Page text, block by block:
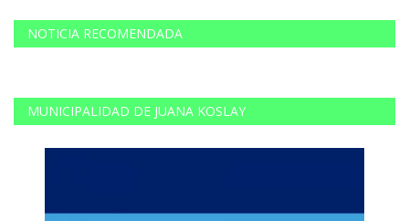
NOTICIA RECOMENDADA
MUNICIPALIDAD DE JUANA KOSLAY